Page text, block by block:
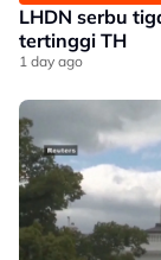
LHDN serbu
tertinggi TH
1 day ago